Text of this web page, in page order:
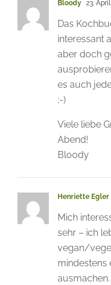
Bloody 23.
Das
interessant
aber doch
es auch
;-)
Viele liebe
Abend!
Bloody
Henriette Egler
Mich
sehr – ich
vegan/
mindestens